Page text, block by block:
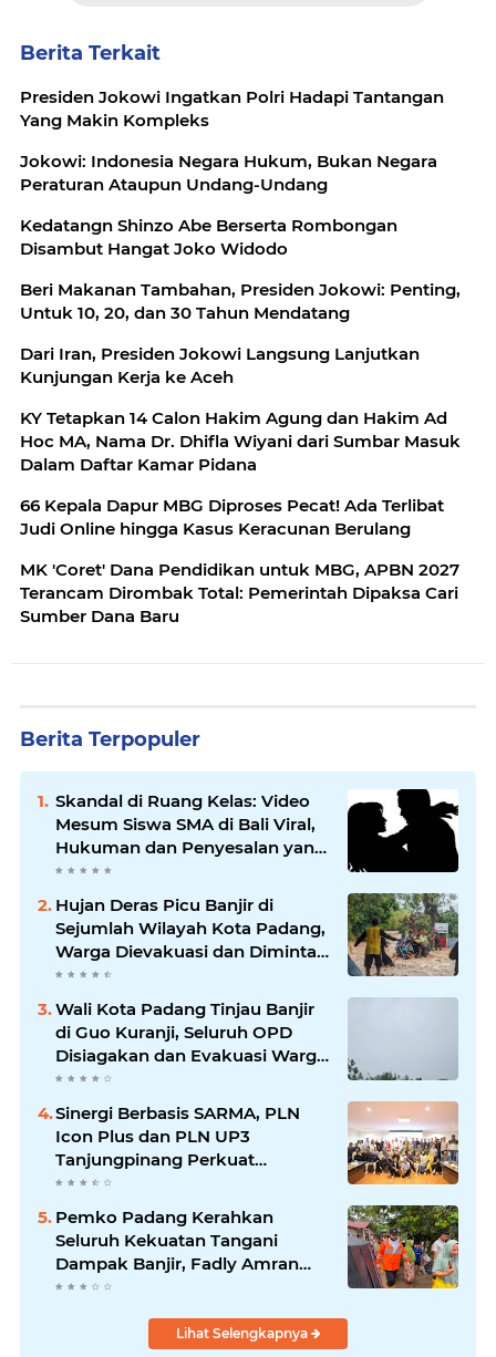
Berita Terkait
Presiden Jokowi Ingatkan Polri Hadapi Tantangan
Yang Makin Kompleks
Jokowi: Indonesia Negara Hukum, Bukan Negara
Peraturan Ataupun Undang-Undang
Kedatangn Shinzo Abe Berserta Rombongan
Disambut Hangat Joko Widodo
Beri Makanan Tambahan, Presiden Jokowi: Penting,
Untuk 10, 20, dan 30 Tahun Mendatang
Dari Iran, Presiden Jokowi Langsung Lanjutkan
Kunjungan Kerja ke Aceh
KY Tetapkan 14 Calon Hakim Agung dan Hakim Ad
Hoc MA, Nama Dr. Dhifla Wiyani dari Sumbar Masuk
Dalam Daftar Kamar Pidana
66 Kepala Dapur MBG Diproses Pecat! Ada Terlibat
Judi Online hingga Kasus Keracunan Berulang
MK 'Coret' Dana Pendidikan untuk MBG, APBN 2027
Terancam Dirombak Total: Pemerintah Dipaksa Cari
Sumber Dana Baru
Berita Terpopuler
Skandal di Ruang Kelas: Video
Mesum Siswa SMA di Bali Viral,
Hukuman dan Penyesalan yang
Mengikuti
Hujan Deras Picu Banjir di
Sejumlah Wilayah Kota Padang,
Warga Dievakuasi dan Diminta
Waspada Banjir Susulan
Wali Kota Padang Tinjau Banjir
di Guo Kuranji, Seluruh OPD
Disiagakan dan Evakuasi Warga
Dipercepat
Sinergi Berbasis SARMA, PLN
Icon Plus dan PLN UP3
Tanjungpinang Perkuat
Kolaborasi Strategis
Pemko Padang Kerahkan
Seluruh Kekuatan Tangani
Dampak Banjir, Fadly Amran
Desak Percepatan Proyek
Lihat Selengkapnya